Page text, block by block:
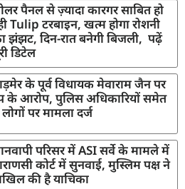
पैनल से ज़्यादा कारगर साबित हो
Tulip टरबाइन, खत्म होगा रोशनी
झंझट, दिन-रात बनेगी बिजली, पढ़ें
डिटेल
के पूर्व विधायक मेवाराम जैन पर
के आरोप, पुलिस अधिकारियों समेत
पर मामला दर्ज
परिसर में ASI सर्वे के मामले में
कोर्ट में सुनवाई, मुस्लिम पक्ष ने
की है याचिका